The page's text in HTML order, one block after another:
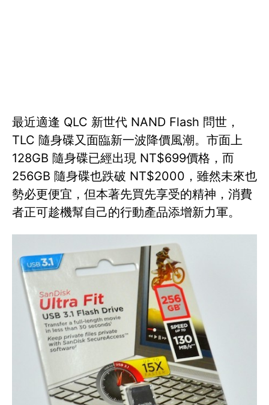
最近適逢 QLC 新世代 NAND Flash 問世，
TLC 隨身碟又面臨新一波降價風潮。市面上
128GB 隨身碟已經出現 NT$699價格，而
256GB 隨身碟也跌破 NT$2000，雖然未來也
勢必更便宜，但本著先買先享受的精神，消費
者正可趁機幫自己的行動產品添增新力軍。